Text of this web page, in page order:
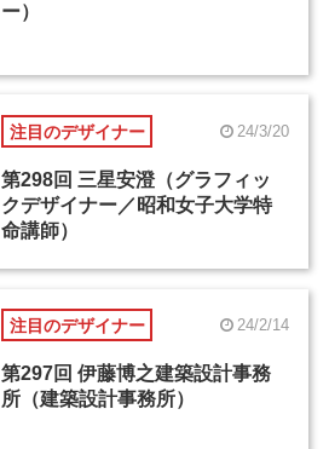
ー）
注目のデザイナー 24/3/20
第298回 三星安澄（グラフィッ
クデザイナー／昭和女子大学特
命講師）
注目のデザイナー 24/2/14
第297回 伊藤博之建築設計事務
所（建築設計事務所）